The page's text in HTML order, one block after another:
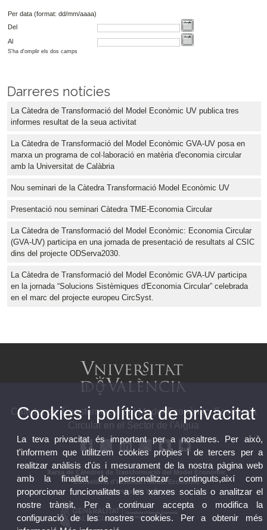
Per data (format: dd/mm/aaaa)
Del
Al
S'ha d'omplir els dos camps
Darreres notícies
La Càtedra de Transformació del Model Econòmic UV publica tres
informes resultat de la seua activitat
La Càtedra de Transformació del Model Econòmic GVA-UV posa en
marxa un programa de col·laboració en matèria d'economia circular
amb la Universitat de Calàbria
Nou seminari de la Càtedra Transformació Model Econòmic UV
Presentació nou seminari Càtedra TME-Economia Circular
La Càtedra de Transformació del Model Econòmic: Economia Circular
(GVA-UV) participa en una jornada de presentació de resultats al CSIC
dins del projecte ODServa2030.
La Càtedra de Transformació del Model Econòmic GVA-UV participa
en la jornada “Solucions Sistèmiques d'Economia Circular” celebrada
en el marc del projecte europeu CircSyst.
Càtedra de Transformació del Model Econòmic. Economia
Circular en el Sector de l'Aigua
Xarxa de Càtedres de Transformació del Model Econòmic
Conselleria d'Hisenda i Model Econòmic
Universitat de València
Cookies i política de privacitat
La teva privacitat és important per a nosaltres. Per això,
t'informem que utilitzem cookies pròpies i de tercers per a
realitzar anàlisis d'ús i mesurament de la nostra pàgina web
amb la finalitat de personalitzar continguts,així com
proporcionar funcionalitats a les xarxes socials o analitzar el
nostre trànsit. Per a continuar accepta o modifica la
configuració de les nostres cookies. Per a obtenir més